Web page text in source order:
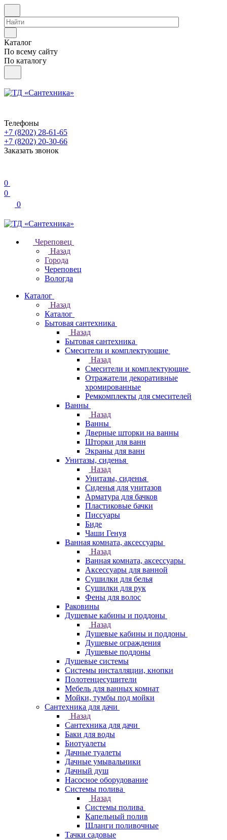
Каталог
По всему сайту
По каталогу
Телефоны
+7 (8202) 28‑61-65
+7 (8202) 20‑30-66
Заказать звонок
0
0
0
Череповец
Назад
Города
Череповец
Вологда
Каталог
Назад
Каталог
Бытовая сантехника
Назад
Бытовая сантехника
Смесители и комплектующие
Назад
Смесители и комплектующие
Отражатели декоративные
хромированные
Ремкомплекты для смесителей
Ванны
Назад
Ванны
Дверные шторки на ванны
Шторки для ванн
Экраны для ванн
Унитазы, сиденья
Назад
Унитазы, сиденья
Сиденья для унитазов
Арматура для бачков
Пластиковые бачки
Писсуары
Биде
Чаши Генуя
Ванная комната, аксессуары
Назад
Ванная комната, аксессуары
Аксессуары для ванной
Сушилки для белья
Сушилки для рук
Фены для волос
Раковины
Душевые кабины и поддоны
Назад
Душевые кабины и поддоны
Душевые ограждения
Душевые поддоны
Душевые системы
Системы инсталляции, кнопки
Полотенцесушители
Мебель для ванных комнат
Мойки, тумбы под мойки
Сантехника для дачи
Назад
Сантехника для дачи
Баки для воды
Биотуалеты
Дачные туалеты
Дачные умывальники
Дачный душ
Насосное оборудование
Системы полива
Назад
Системы полива
Капельный полив
Шланги поливочные
Тачки садовые